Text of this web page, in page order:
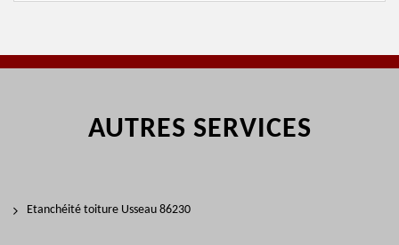
AUTRES SERVICES
Etanchéité toiture Usseau 86230